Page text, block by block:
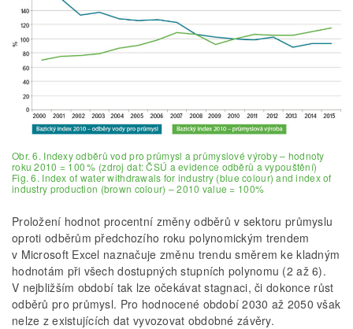
Obr. 6. Indexy odběrů vod pro průmysl a průmyslové výroby – hodnoty
roku 2010 = 100 % (zdroj dat: ČSÚ a evidence odběrů a vypouštění)
Fig. 6. Index of water withdrawals for industry (blue colour) and index of
industry production (brown colour) – 2010 value = 100%
Proložení hodnot procentní změny odběrů v sektoru průmyslu
oproti odběrům předchozího roku polynomickým trendem
v Microsoft Excel naznačuje změnu trendu směrem ke kladným
hodnotám při všech dostupných stupních polynomu (2 až 6).
V nejbližším období tak lze očekávat stagnaci, či dokonce růst
odběrů pro průmysl. Pro hodnocené období 2030 až 2050 však
nelze z existujících dat vyvozovat obdobné závěry.